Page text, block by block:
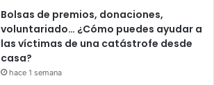
Bolsas de premios, donaciones,
voluntariado… ¿Cómo puedes ayudar a
las víctimas de una catástrofe desde
casa?
hace 1 semana